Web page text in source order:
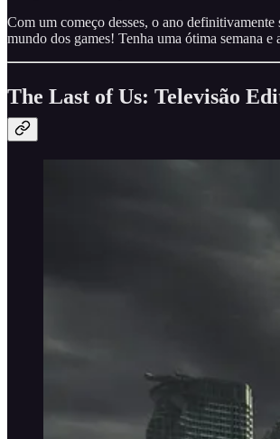
Com um começo desses, o ano definitivamente
mundo dos games! Tenha uma ótima semana e
The Last of Us: Televisão